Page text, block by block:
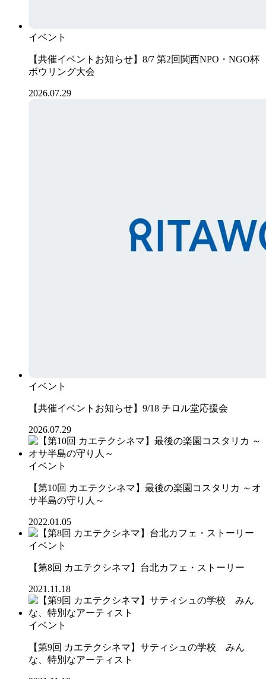
イベント
【共催イベントお知らせ】8/7 第2回関西NPO・NGO杯
ボウリング大会
2026.07.29
イベント
【共催イベントお知らせ】9/18 チロル堂応援会
2026.07.29
イベント
【第10回 カエテクシネマ】最後の楽園コスタリカ ～オ
サ半島の守り人～
2022.01.05
イベント
【第8回 カエテクシネマ】台北カフェ・ストーリー
2021.11.18
イベント
【第9回 カエテクシネマ】サティシュの学校 みん
な、特別なアーティスト